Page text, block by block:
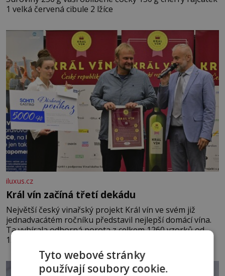
1 velká červená cibule 2 lžíce
iluxus.cz
Král vín začíná třetí dekádu
Největší český vinařský projekt Král vín ve svém již
jednadvacátém ročníku představil nejlepší domácí vína.
Ta vybírala odborná porota z celkem 1260 vzorků od
Tyto webové stránky
používají soubory cookie.